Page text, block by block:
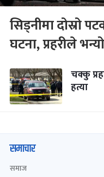
सिड्नीमा दोस्रो
घटना, प्रहरीले
चक्कु
हत्या
समाचार
समाज